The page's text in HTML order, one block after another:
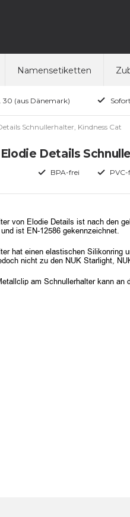
Namensetiketten
30 (aus Dänemark)
Schnullerhalter, Kindness Cat
Elodie Details
BPA-frei PVC-
von Elodie Details ist nach den
ist EN-12586 gekennzeichnet.
hat einen elastischen Silikonring
nicht zu den NUK Starlight,
am Schnullerhalter kann an